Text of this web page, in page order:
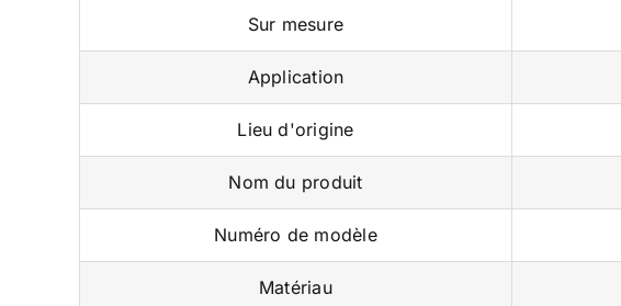
Sur mesure
Application
Lieu d'origine
Nom du produit
Numéro de modèle
Matériau